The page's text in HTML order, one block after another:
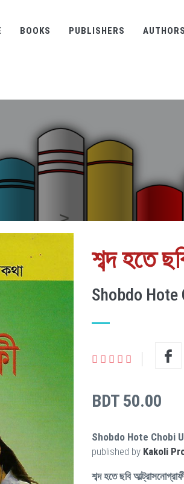
BOOKS PUBLISHERS AUTHORS
শব্দ হতে
Shobdo
BDT 50.00
Shobdo Hote Chobi
published by Kakoli
শব্দ হতে ছবি